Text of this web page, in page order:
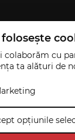
colaborăm cu
ta alături de
opțiunile
magazin
drepturile